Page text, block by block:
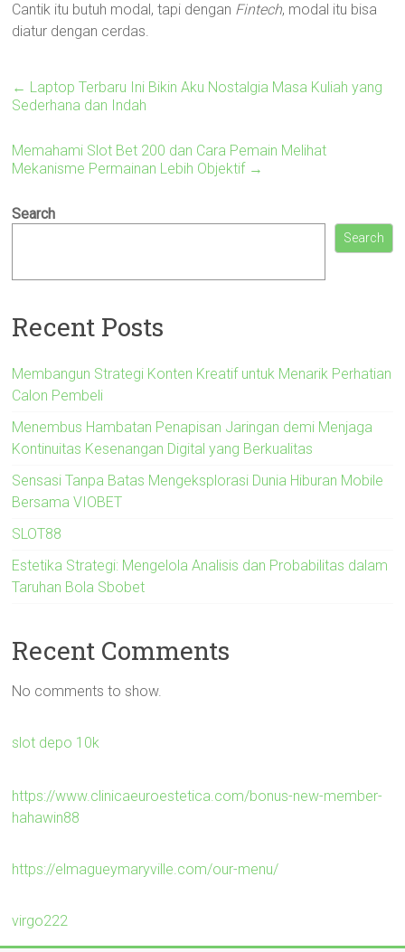
Cantik itu butuh modal, tapi dengan Fintech, modal itu bisa
diatur dengan cerdas.
← Laptop Terbaru Ini Bikin Aku Nostalgia Masa Kuliah yang
Sederhana dan Indah
Memahami Slot Bet 200 dan Cara Pemain Melihat
Mekanisme Permainan Lebih Objektif →
Search
Search
Recent Posts
Membangun Strategi Konten Kreatif untuk Menarik Perhatian
Calon Pembeli
Menembus Hambatan Penapisan Jaringan demi Menjaga
Kontinuitas Kesenangan Digital yang Berkualitas
Sensasi Tanpa Batas Mengeksplorasi Dunia Hiburan Mobile
Bersama VIOBET
SLOT88
Estetika Strategi: Mengelola Analisis dan Probabilitas dalam
Taruhan Bola Sbobet
Recent Comments
No comments to show.
slot depo 10k
https://www.clinicaeuroestetica.com/bonus-new-member-
hahawin88
https://elmagueymaryville.com/our-menu/
virgo222